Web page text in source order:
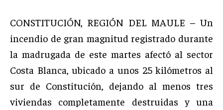
CONSTITUCIÓN, REGIÓN DEL MAULE – Un
incendio de gran magnitud registrado durante
la madrugada de este martes afectó al sector
Costa Blanca, ubicado a unos 25 kilómetros al
sur de Constitución, dejando al menos tres
viviendas completamente destruidas y una